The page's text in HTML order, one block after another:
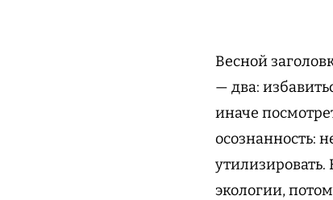
Весной
— два:
иначе
осознанность:
экологии,